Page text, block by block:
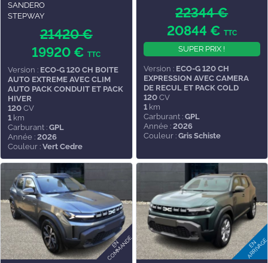
SANDERO
STEPWAY
21420 €
19920 €TTC
Version : ECO-G 120 CH BOITE
AUTO EXTREME AVEC CLIM
AUTO PACK CONDUIT ET PACK
HIVER
120 CV
1 km
Carburant : GPL
Année : 2026
Couleur : Vert Cedre
22344 €
20844 € TTC
SUPER PRIX !
Version : ECO-G 120 CH
EXPRESSION AVEC CAMERA
DE RECUL ET PACK COLD
120CV
1km
Carburant : GPL
Année : 2026
Couleur : Gris Schiste